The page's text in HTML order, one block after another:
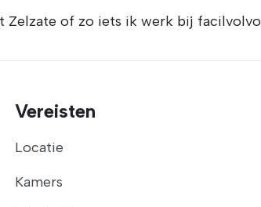
Zelzate of zo iets ik werk bij facilvolvo
Vereisten
Locatie
Kamers